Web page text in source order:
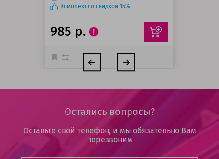
Комплект со скидкой 15%
985 р.
Остались вопросы?
Оставьте свой телефон, и мы обязательно Вам
перезвоним